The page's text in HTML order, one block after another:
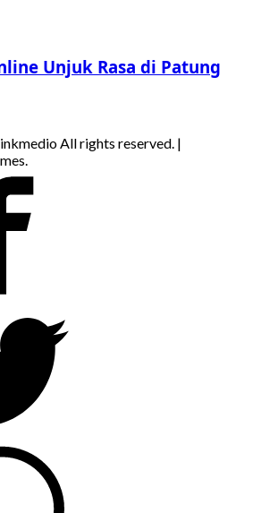
Unjuk Rasa di Patung
All rights reserved. |